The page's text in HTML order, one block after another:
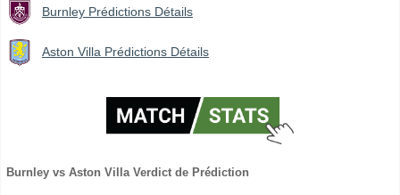
Burnley Prédictions Détails
Aston Villa Prédictions Détails
Burnley vs Aston Villa Verdict de Prédiction